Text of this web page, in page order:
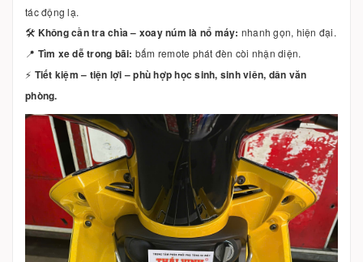
tác động lạ.
🛠️ Không cần tra chìa – xoay núm là nổ máy: nhanh gọn, hiện đại.
📍 Tìm xe dễ trong bãi: bấm remote phát đèn còi nhận diện.
⚡ Tiết kiệm – tiện lợi – phù hợp học sinh, sinh viên, dân văn
phòng.